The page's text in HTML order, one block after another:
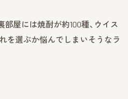
部屋には焼酎が約100種、ウイス
を選ぶか悩んでしまいそうなラ